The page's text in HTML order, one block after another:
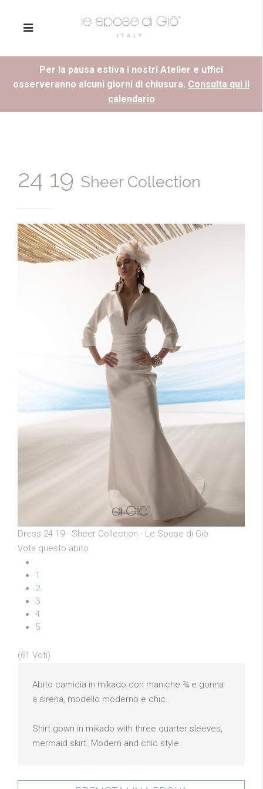
Per la pausa estiva i nostri Atelier e uffici
osserveranno alcuni giorni di chiusura. Consulta qui il
calendario
24 19 Sheer Collection
Dress 24 19 - Sheer Collection - Le Spose di Giò
Vota questo abito
1
2
3
4
5
(61 Voti)
Abito camicia in mikado con maniche ¾ e gonna
a sirena, modello moderno e chic.
Shirt gown in mikado with three quarter sleeves,
mermaid skirt. Modern and chic style.